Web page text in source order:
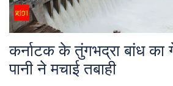
कर्नाटक के तुंगभद्रा बांध
पानी ने मचाई तबाही